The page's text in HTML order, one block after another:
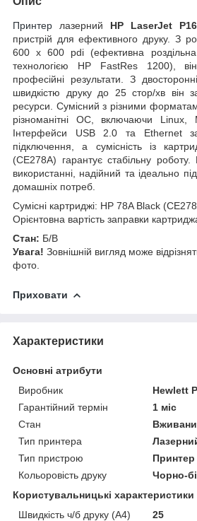
Принтер лазерний HP LaserJet
пристрій для ефективного друку. З
600 x 600 pdi (ефективна
технологією HP FastRes 1200),
професійні результати. З
швидкістю друку до 25 стор/хв він
ресурси. Сумісний з різними
різноманітні ОС, включаючи
Інтерфейси USB 2.0 та Ethernet
підключення, а сумісність із
(CE278A) гарантує стабільну
використанні, надійний та ідеально
домашніх потреб.
Сумісні картриджі: HP 78A Black
Орієнтовна вартість заправки
Стан: Б/В
Увага! Зовнішній вигляд може
фото.
Приховати
Характеристики
Основні атрибути
Виробник
Hewlett
Гарантійний термін
1 міс
Стан
Тип принтера
Тип пристрою
Принтер
Кольоровість друку
Чорно-
Користувальницькі характеристики
Швидкість ч/б друку (A4)
25